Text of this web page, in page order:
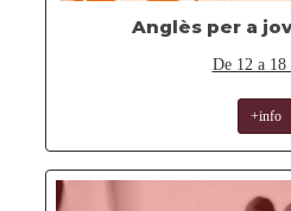
Anglès per a
De 12 a 18
+info